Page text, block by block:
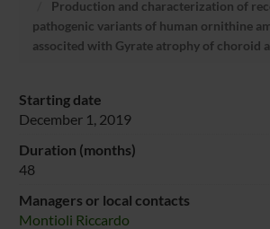
Production and characterization of
pathogenic variants of human ornithine
associted with Gyrate atrophy of choroid
Starting date
December 1, 2019
Duration (months)
48
Managers or local contacts
Montioli Riccardo